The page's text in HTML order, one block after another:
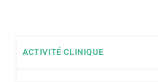
ACTIVITÉ CLINIQUE